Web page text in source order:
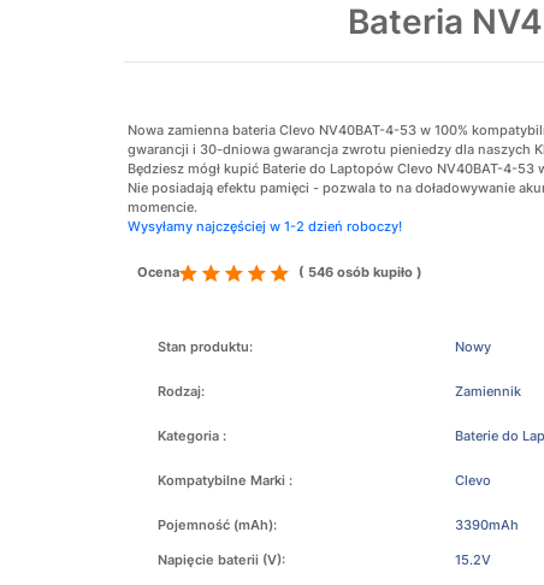
Bateria
Nowa zamienna bateria Clevo NV40BAT-4-53 w 100%
gwarancji i 30-dniowa gwarancja zwrotu pieniedzy dla naszych
Będziesz mógł kupić Baterie do Laptopów Clevo NV40BAT-4-53
Nie posiadają efektu pamięci - pozwala to na doładowywanie
momencie.
Wysyłamy najczęściej w 1-2 dzień roboczy!
Ocena ( 546 osób kupiło )
Stan produktu: Nowy
Rodzaj: Zamiennik
Kategoria : Baterie do
Kompatybilne Marki : Clevo
Pojemność (mAh): 3390mAh
Napięcie baterii (V): 15.2V